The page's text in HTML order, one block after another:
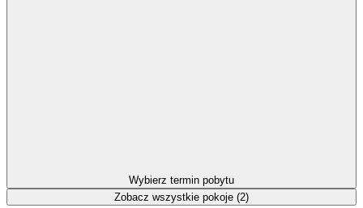
Wybierz termin pobytu
Zobacz wszystkie pokoje (2)